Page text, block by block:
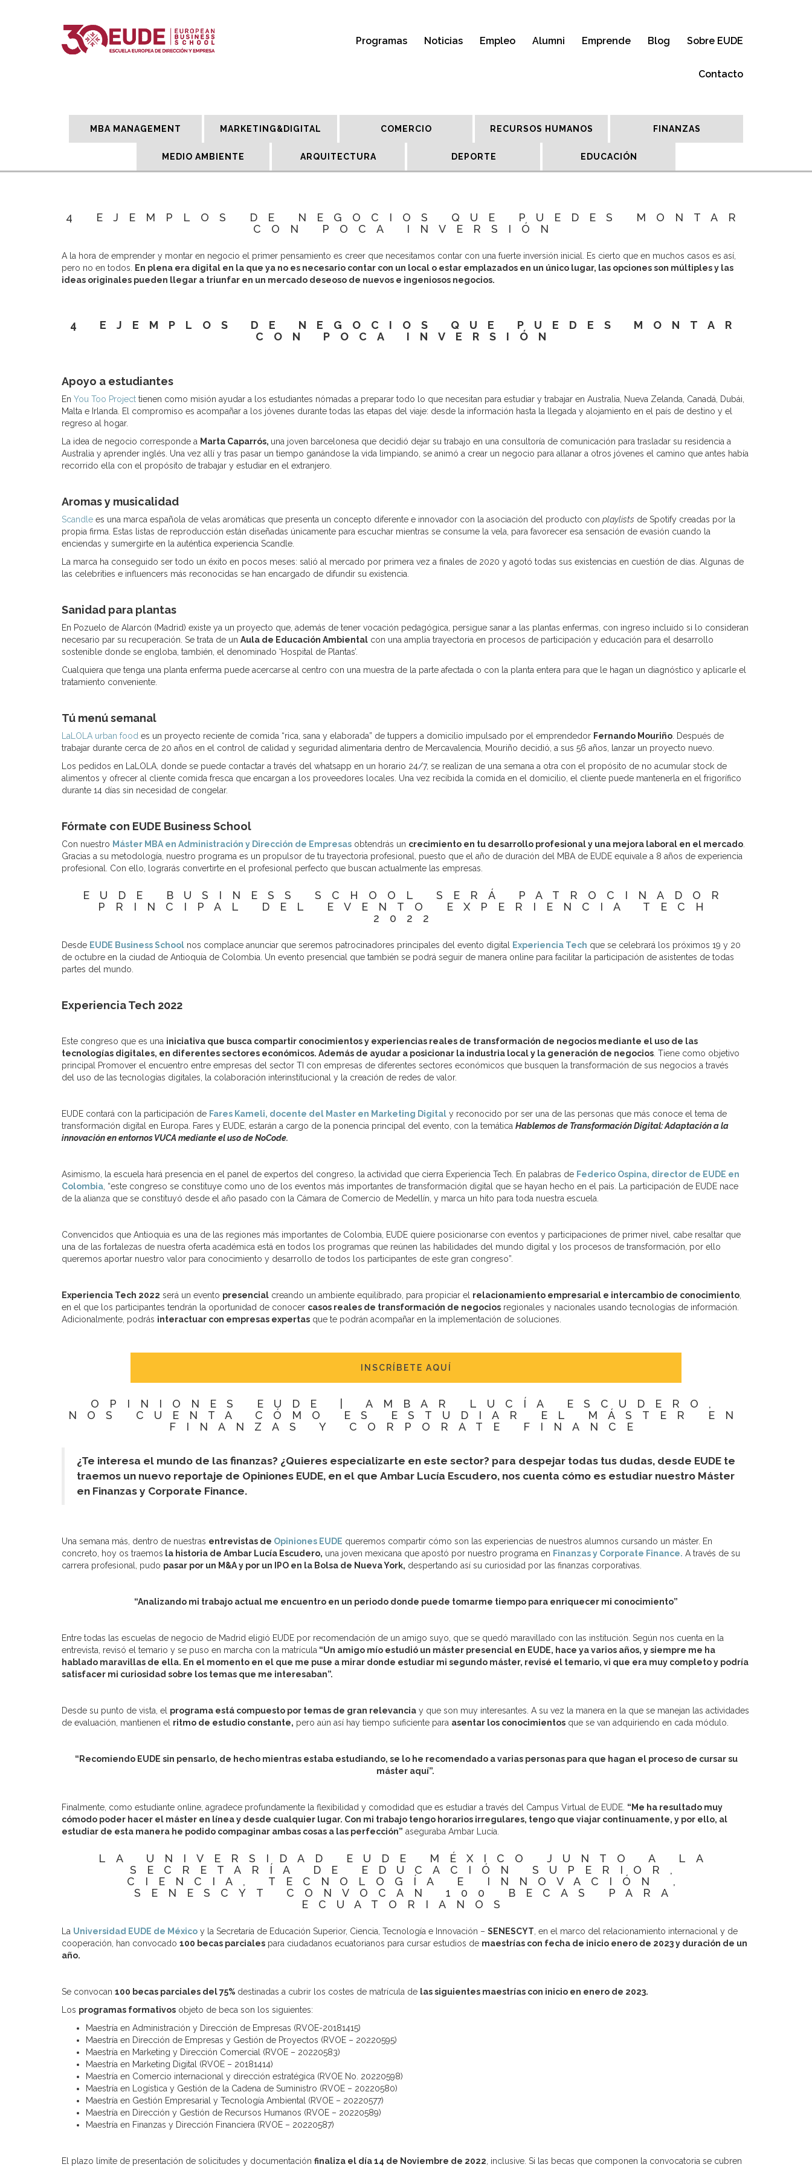
Programas Noticias Empleo Alumni Emprende Blog Sobre EUDE
Contacto
MBA MANAGEMENT MARKETING&DIGITAL COMERCIO RECURSOS HUMANOS FINANZAS
MEDIO AMBIENTE ARQUITECTURA DEPORTE EDUCACIÓN
4 EJEMPLOS DE NEGOCIOS QUE PUEDES MONTAR
CON POCA INVERSIÓN
A la hora de emprender y montar en negocio el primer pensamiento es creer que necesitamos contar con una fuerte inversión inicial. Es cierto que en muchos casos es así,
pero no en todos.
En plena era digital en la que ya no es necesario contar con un local o estar emplazados en un único lugar, las opciones son múltiples y las
ideas originales pueden llegar a triunfar en un mercado deseoso de nuevos e ingeniosos negocios.
4 EJEMPLOS DE NEGOCIOS QUE PUEDES MONTAR
CON POCA INVERSIÓN
Apoyo a estudiantes
En You Too Project tienen como misión ayudar a los estudiantes nómadas a preparar todo lo que necesitan para estudiar y trabajar en Australia, Nueva Zelanda, Canadá, Dubái,
Malta e Irlanda. El compromiso es acompañar a los jóvenes durante todas las etapas del viaje: desde la información hasta la llegada y alojamiento en el país de destino y el
regreso al hogar.
La idea de negocio corresponde a Marta Caparrós, una joven barcelonesa que decidió dejar su trabajo en una consultoría de comunicación para trasladar su residencia a
Australia y aprender inglés. Una vez allí y tras pasar un tiempo ganándose la vida limpiando, se animó a crear un negocio para allanar a otros jóvenes el camino que antes había
recorrido ella con el propósito de trabajar y estudiar en el extranjero.
Aromas y musicalidad
Scandle es una marca española de velas aromáticas que presenta un concepto diferente e innovador con la asociación del producto con playlists de Spotify creadas por la
propia firma. Estas listas de reproducción están diseñadas únicamente para escuchar mientras se consume la vela, para favorecer esa sensación de evasión cuando la
enciendas y sumergirte en la auténtica experiencia Scandle.
La marca ha conseguido ser todo un éxito en pocos meses: salió al mercado por primera vez a finales de 2020 y agotó todas sus existencias en cuestión de días. Algunas de
las celebrities e influencers más reconocidas se han encargado de difundir su existencia.
Sanidad para plantas
En Pozuelo de Alarcón (Madrid) existe ya un proyecto que, además de tener vocación pedagógica, persigue sanar a las plantas enfermas, con ingreso incluido si lo consideran
necesario par su recuperación. Se trata de un Aula de Educación Ambiental con una amplia trayectoria en procesos de participación y educación para el desarrollo
sostenible donde se engloba, también, el denominado ‘Hospital de Plantas’.
Cualquiera que tenga una planta enferma puede acercarse al centro con una muestra de la parte afectada o con la planta entera para que le hagan un diagnóstico y aplicarle el
tratamiento conveniente.
Tú menú semanal
LaLOLA urban food es un proyecto reciente de comida “rica, sana y elaborada” de tuppers a domicilio impulsado por el emprendedor Fernando Mouriño . Después de
trabajar durante cerca de 20 años en el control de calidad y seguridad alimentaria dentro de Mercavalencia, Mouriño decidió, a sus 56 años, lanzar un proyecto nuevo.
Los pedidos en LaLOLA, donde se puede contactar a través del whatsapp en un horario 24/7, se realizan de una semana a otra con el propósito de no acumular stock de
alimentos y ofrecer al cliente comida fresca que encargan a los proveedores locales. Una vez recibida la comida en el domicilio, el cliente puede mantenerla en el frigorífico
durante 14 días sin necesidad de congelar.
Fórmate con EUDE Business School
Con nuestro Máster MBA en Administración y Dirección de Empresas obtendrás un crecimiento en tu desarrollo profesional y una mejora laboral en el mercado
Gracias a su metodología, nuestro programa es un propulsor de tu trayectoria profesional, puesto que el año de duración del MBA de EUDE equivale a 8 años de experiencia
profesional. Con ello, lograrás convertirte en el profesional perfecto que buscan actualmente las empresas.
EUDE BUSINESS SCHOOL SERÁ PATROCINADOR
PRINCIPAL DEL EVENTO EXPERIENCIA TECH
2022
Desde EUDE Business School nos complace anunciar que seremos patrocinadores principales del evento digital Experiencia Tech que se celebrará los próximos 19 y 20
de octubre en la ciudad de Antioquía de Colombia. Un evento presencial que también se podrá seguir de manera online para facilitar la participación de asistentes de todas
partes del mundo.
Experiencia Tech 2022
Este congreso que es una iniciativa que busca compartir conocimientos y experiencias reales de transformación de negocios mediante el uso de las
tecnologías digitales, en diferentes sectores económicos. Además de ayudar a posicionar la industria local y la generación de negocios . Tiene como objetivo
principal Promover el encuentro entre empresas del sector TI con empresas de diferentes sectores económicos que busquen la transformación de sus negocios a través
del uso de las tecnologías digitales, la colaboración interinstitucional y la creación de redes de valor.
EUDE contará con la participación de Fares Kameli, docente del Master en Marketing Digital y reconocido por ser una de las personas que más conoce el tema de
transformación digital en Europa. Fares y EUDE, estarán a cargo de la ponencia principal del evento, con la temática Hablemos de Transformación Digital: Adaptación a la
innovación en entornos VUCA mediante el uso de NoCode.
Asimismo, la escuela hará presencia en el panel de expertos del congreso, la actividad que cierra Experiencia Tech. En palabras de Federico Ospina, director de EUDE en
Colombia , “este congreso se constituye como uno de los eventos más importantes de transformación digital que se hayan hecho en el país. La participación de EUDE nace
de la alianza que se constituyó desde el año pasado con la Cámara de Comercio de Medellín, y marca un hito para toda nuestra escuela.
Convencidos que Antioquia es una de las regiones más importantes de Colombia, EUDE quiere posicionarse con eventos y participaciones de primer nivel, cabe resaltar que
una de las fortalezas de nuestra oferta académica está en todos los programas que reúnen las habilidades del mundo digital y los procesos de transformación, por ello
queremos aportar nuestro valor para conocimiento y desarrollo de todos los participantes de este gran congreso”.
Experiencia Tech 2022 será un evento presencial creando un ambiente equilibrado, para propiciar el relacionamiento empresarial e intercambio de conocimiento
en el que los participantes tendrán la oportunidad de conocer casos reales de transformación de negocios regionales y nacionales usando tecnologías de información.
Adicionalmente, podrás interactuar con empresas expertas que te podrán acompañar en la implementación de soluciones.
INSCRÍBETE AQUÍ
OPINIONES EUDE | AMBAR LUCÍA ESCUDERO,
NOS CUENTA CÓMO ES ESTUDIAR EL MÁSTER EN
FINANZAS Y CORPORATE FINANCE
¿Te interesa el mundo de las finanzas? ¿Quieres especializarte en este sector? para despejar todas tus dudas, desde EUDE te
traemos un nuevo reportaje de Opiniones EUDE, en el que Ambar Lucía Escudero, nos cuenta cómo es estudiar nuestro Máster
en Finanzas y Corporate Finance.
Una semana más, dentro de nuestras entrevistas de Opiniones EUDE queremos compartir cómo son las experiencias de nuestros alumnos cursando un máster. En
concreto, hoy os traemos la historia de Ambar Lucía Escudero, una joven mexicana que apostó por nuestro programa en Finanzas y Corporate Finance. A través de su
carrera profesional, pudo pasar por un M&A y por un IPO en la Bolsa de Nueva York, despertando así su curiosidad por las finanzas corporativas.
“Analizando mi trabajo actual me encuentro en un periodo donde puede tomarme tiempo para enriquecer mi conocimiento”
Entre todas las escuelas de negocio de Madrid eligió EUDE por recomendación de un amigo suyo, que se quedó maravillado con las institución. Según nos cuenta en la
entrevista, revisó el temario y se puso en marcha con la matrícula “Un amigo mío estudió un máster presencial en EUDE, hace ya varios años, y siempre me ha
hablado maravillas de ella. En el momento en el que me puse a mirar donde estudiar mi segundo máster, revisé el temario, vi que era muy completo y podría
satisfacer mi curiosidad sobre los temas que me interesaban”.
Desde su punto de vista, el programa está compuesto por temas de gran relevancia y que son muy interesantes. A su vez la manera en la que se manejan las actividades
de evaluación, mantienen el ritmo de estudio constante, pero aún así hay tiempo suficiente para asentar los conocimientos que se van adquiriendo en cada módulo.
“Recomiendo EUDE sin pensarlo, de hecho mientras estaba estudiando, se lo he recomendado a varias personas para que hagan el proceso de cursar su
máster aquí”.
Finalmente, como estudiante online, agradece profundamente la flexibilidad y comodidad que es estudiar a través del Campus Virtual de EUDE. “Me ha resultado muy
cómodo poder hacer el máster en línea y desde cualquier lugar. Con mi trabajo tengo horarios irregulares, tengo que viajar continuamente, y por ello, al
estudiar de esta manera he podido compaginar ambas cosas a las perfección” aseguraba Ambar Lucía.
LA UNIVERSIDAD EUDE MÉXICO JUNTO A LA
SECRETARÍA DE EDUCACIÓN SUPERIOR,
CIENCIA, TECNOLOGÍA E INNOVACIÓN ,
SENESCYT CONVOCAN 100 BECAS PARA
ECUATORIANOS
La Universidad EUDE de México y la Secretaría de Educación Superior, Ciencia, Tecnología e Innovación – SENESCYT , en el marco del relacionamiento internacional y de
cooperación, han convocado 100 becas parciales para ciudadanos ecuatorianos para cursar estudios de maestrías con fecha de inicio enero de 2023 y duración de un
año.
Se convocan 100 becas parciales del 75% destinadas a cubrir los costes de matrícula de las siguientes maestrías con inicio en enero de 2023.
Los programas formativos objeto de beca son los siguientes:
Maestría en Administración y Dirección de Empresas (RVOE-20181415)
Maestría en Dirección de Empresas y Gestión de Proyectos (RVOE – 20220595)
Maestría en Marketing y Dirección Comercial (RVOE – 20220583)
Maestría en Marketing Digital (RVOE – 20181414)
Maestría en Comercio internacional y dirección estratégica (RVOE No. 20220598)
Maestría en Logística y Gestión de la Cadena de Suministro (RVOE – 20220580)
Maestría en Gestión Empresarial y Tecnología Ambiental (RVOE – 20220577)
Maestría en Dirección y Gestión de Recursos Humanos (RVOE – 20220589)
Maestría en Finanzas y Dirección Financiera (RVOE – 20220587)
El plazo límite de presentación de solicitudes y documentación finaliza el día 14 de Noviembre de 2022 , inclusive. Si las becas que componen la convocatoria se cubren